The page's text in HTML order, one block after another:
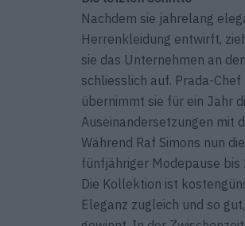
Nachdem sie jahrelang
Herrenkleidung entwirft,
sie das Unternehmen an
schliesslich auf. Prada-
übernimmt sie für ein Jahr
Auseinandersetzungen mit
Während Raf Simons nun
fünfjähriger Modepause
Die Kollektion ist
Eleganz zugleich und so